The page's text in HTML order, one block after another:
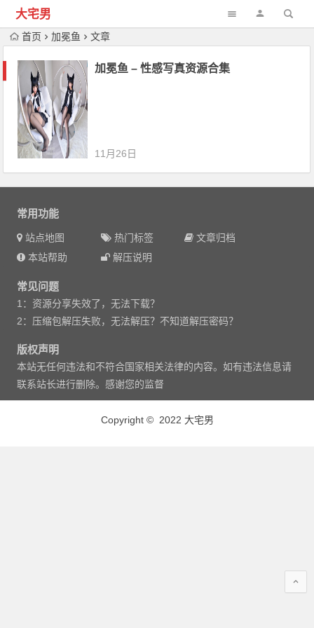
大宅男
首页 加冕鱼 文章
加冕鱼 – 性感写真资源合集
11月26日
常用功能
站点地图 热门标签
文章归档
本站帮助
解压说明
常见问题
1：资源分享失效了，无法下载？
2：压缩包解压失败，无法解压？不知道解压密码？
版权声明
本站无任何违法和不符合国家相关法律的内容。如有违法信息请
联系站长进行删除。感谢您的监督
Copyright © 2022 大宅男